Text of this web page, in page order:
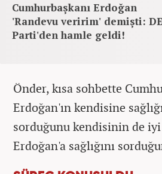
Cumhurbaşkanı Erdoğan
'Randevu veririm' demişti:
Parti'den hamle geldi!
Önder, kısa sohbette
Erdoğan'ın kendisine
sorduğunu kendisinin de
Erdoğan'a sağlığını